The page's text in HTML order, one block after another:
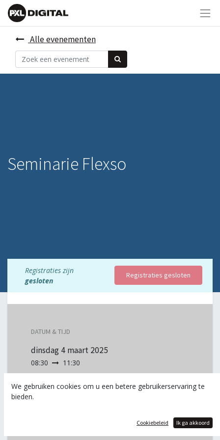
Alle evenementen
Seminarie Flexso
Registraties zijn
gesloten
Registraties gesloten
DATUM & TIJD
dinsdag 4 maart 2025
08:30 11:30
We gebruiken cookies om u een betere gebruikerservaring te
bieden.
Cookiebeleid Ik ga akkoord